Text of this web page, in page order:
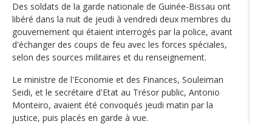
Des soldats de la garde nationale de Guinée-Bissau ont
libéré dans la nuit de jeudi à vendredi deux membres du
gouvernement qui étaient interrogés par la police, avant
d'échanger des coups de feu avec les forces spéciales,
selon des sources militaires et du renseignement.
Le ministre de l'Economie et des Finances, Souleiman
Seidi, et le secrétaire d'Etat au Trésor public, Antonio
Monteiro, avaient été convoqués jeudi matin par la
justice, puis placés en garde à vue.